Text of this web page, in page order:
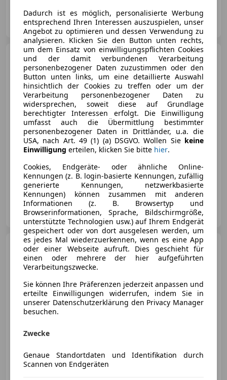
Privat
AT-4481 Asten
Volkswagen Crafter
Crafter 35 HR-Kombi Edition MR
TDIEdition
€ 5 500
12/2012 240 000 km Diesel 105 kW (143 PS)
Privat
AT-6845 Hohenems
Volkswagen Crafter
Crafter 35 Fahrgestell Entry KR
TDI Entry
€ 7 200
05/2012 184 000 km
Dadurch ist es möglich, personalisierte Werbung
entsprechend Ihren Interessen auszuspielen, unser
Angebot zu optimieren und dessen Verwendung zu
analysieren. Klicken Sie den Button unten rechts,
um dem Einsatz von einwilligungspflichten Cookies
und der damit verbundenen Verarbeitung
personenbezogener Daten zuzustimmen oder den
Button unten links, um eine detaillierte Auswahl
hinsichtlich der Cookies zu treffen oder um der
Verarbeitung personenbezogener Daten zu
widersprechen, soweit diese auf Grundlage
berechtigter Interessen erfolgt. Die Einwilligung
umfasst auch die Übermittlung bestimmter
personenbezogener Daten in Drittländer, u.a. die
USA, nach Art. 49 (1) (a) DSGVO. Wollen Sie keine
Einwilligung erteilen, klicken Sie bitte hier.
Cookies, Endgeräte- oder ähnliche Online-
Kennungen (z. B. login-basierte Kennungen, zufällig
generierte Kennungen, netzwerkbasierte
Kennungen) können zusammen mit anderen
Informationen (z. B. Browsertyp und
Browserinformationen, Sprache, Bildschirmgröße,
unterstützte Technologien usw.) auf Ihrem Endgerät
gespeichert oder von dort ausgelesen werden, um
es jedes Mal wiederzuerkennen, wenn es eine App
oder einer Webseite aufruft. Dies geschieht für
einen oder mehrere der hier aufgeführten
Verarbeitungszwecke.
Sie können Ihre Präferenzen jederzeit anpassen und
erteilte Einwilligungen widerrufen, indem Sie in
unserer Datenschutzerklärung den Privacy Manager
besuchen.
Zwecke
Genaue Standortdaten und Identifikation durch
Scannen von Endgeräten